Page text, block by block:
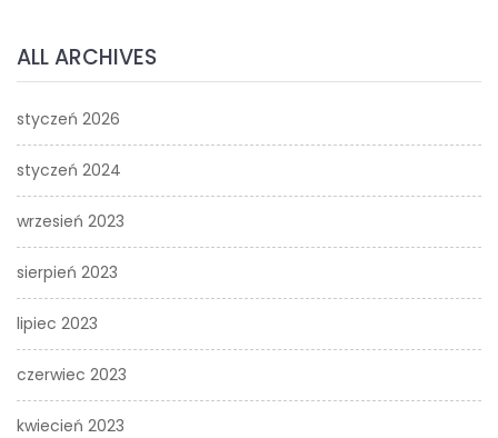
ALL ARCHIVES
styczeń 2026
styczeń 2024
wrzesień 2023
sierpień 2023
lipiec 2023
czerwiec 2023
kwiecień 2023